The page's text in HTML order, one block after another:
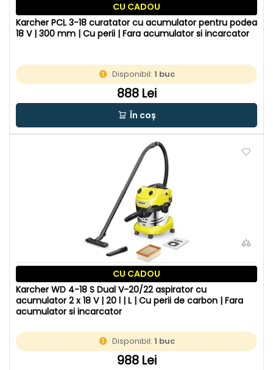
CU CADOU
Karcher PCL 3-18 curatator cu acumulator pentru podea
18 V | 300 mm | Cu perii | Fara acumulator si incarcator
Disponibil:1 buc
888 Lei
În coș
CU CADOU
Karcher WD 4-18 S Dual V-20/22 aspirator cu
acumulator 2 x 18 V | 20 l | L | Cu perii de carbon | Fara
acumulator si incarcator
Disponibil:1 buc
988 Lei